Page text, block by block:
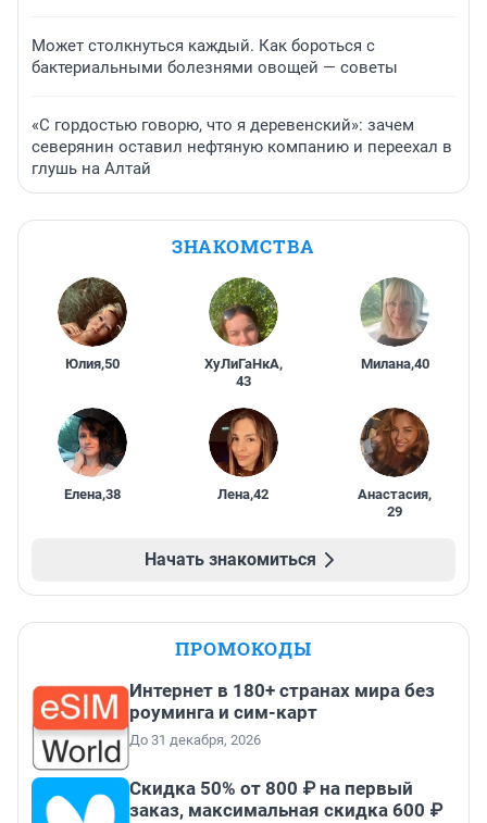
Может столкнуться каждый. Как бороться с
бактериальными болезнями овощей — советы
«С гордостью говорю, что я деревенский»: зачем
северянин оставил нефтяную компанию и переехал в
глушь на Алтай
ЗНАКОМСТВА
Юлия,50 ХуЛиГаНкА,
43
Милана,40
Елена,38 Лена,42 Анастасия,
29
Начать знакомиться
ПРОМОКОДЫ
Интернет в 180+ странах мира без
роуминга и сим-карт
До 31 декабря, 2026
Скидка 50% от 800 ₽ на первый
заказ, максимальная скидка 600 ₽